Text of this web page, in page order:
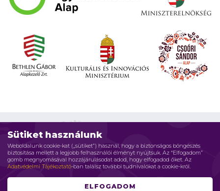
Sütiket használunk
Weboldalunk cookie-kat („sütiket”) használ, hogy a biztonságos böngészés
biztosítása mellett a legjobb felhasználói élményt nyújtsuk. Az “Elfogadom”
gomb megnyomásával hozzájárulásodat adod, hogy elfogadod őket. Az
Adatvédelmi Tájékoztató-ban találsz további tudnivalókat a cookie-król.
ELFOGADOM
Impresszum Adatvédelmi elvek Jogi nyilatkozat